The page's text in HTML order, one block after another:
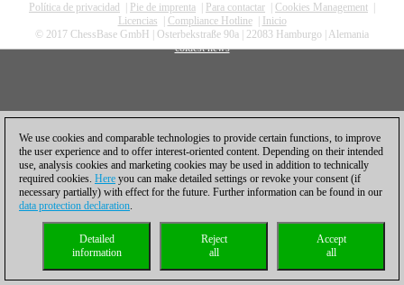
Política de privacidad Pie de imprenta Para contactar Cookies Management
Licencias
Compliance Hotline|
Inicio
© 2017 ChessBase GmbH | Osterbekstraße 90a | 22083 Hamburgo | Alemania
coldest news
We use cookies and comparable technologies to provide certain functions, to improve
the user experience and to offer interest-oriented content. Depending on their intended
use, analysis cookies and marketing cookies may be used in addition to technically
required cookies. Here you can make detailed settings or revoke your consent (if
necessary partially) with effect for the future. Further information can be found in our
data protection declaration.
Accept
all
Reject
all
Detailed
information